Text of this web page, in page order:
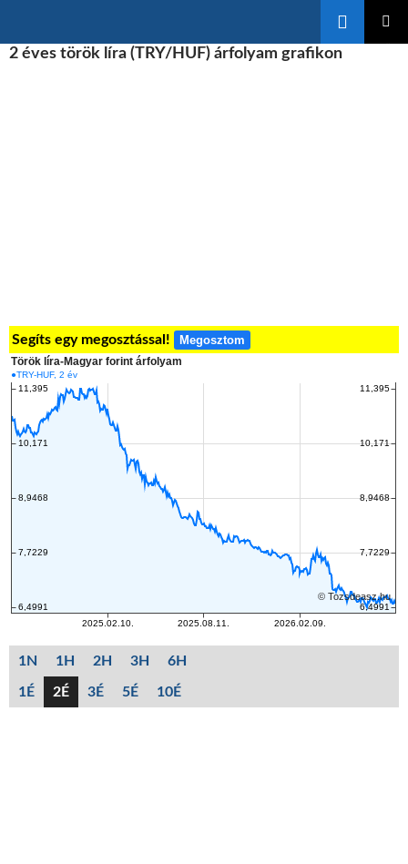
A
2 éves török líra (TRY/HUF) árfolyam grafikon
Segíts egy megosztással! Megosztom
1N 1H 2H 3H 6H
1É 2É 3É 5É 10É